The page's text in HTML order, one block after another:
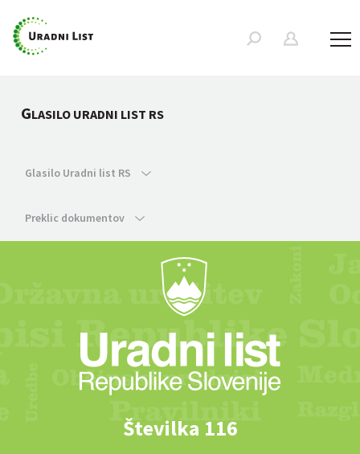
GLASILO URADNI LIST RS
Glasilo Uradni list RS
Preklic dokumentov
Številka 116